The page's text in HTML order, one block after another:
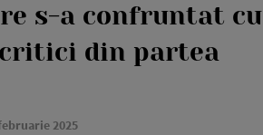
s-a confruntat cu
din partea
2025